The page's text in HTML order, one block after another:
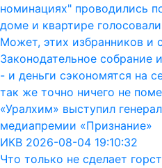
номинациях" проводились
доме и квартире
Может, этих избранников и
Законодательное собрание
- и деньги сэкономятся на
так же точно ничего не
«Уралхим» выступил
медиапремии «Признание»
ИКВ 2026-08-04 19:10:32
Что только не сделает